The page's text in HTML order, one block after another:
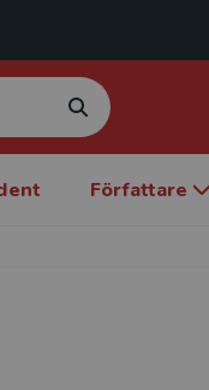
Författare